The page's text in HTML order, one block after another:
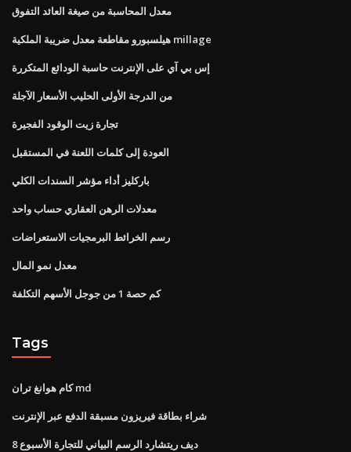
معدل المحاسبة من صيغة العائد التفوق
هيلسبورو مقاطعة معدل ضريبة الملكية millage
إس بي آي على الإنترنت حاسبة الودائع المتكررة
من الدرجة الأولى الحليب الأسعار الآجلة
تجارة زيت الوقود الفجيرة
العودة إلى كلمات اللعنة في المستقبل
باركليز أداء مؤشر السندات الكلي
معدلات الرهن العقاري حساب واحد
رسم الخرائط البرمجيات الاستعراضات
معدل نمو المال
كم حصة 1 من جوجل الأسهم التكلفة
Tags
كام هوانغ تران md
شراء بطاقة فيريزون مسبقة الدفع عبر الإنترنت
ديف ريتشارد الرسم البياني للتجارة الأسبوع 8